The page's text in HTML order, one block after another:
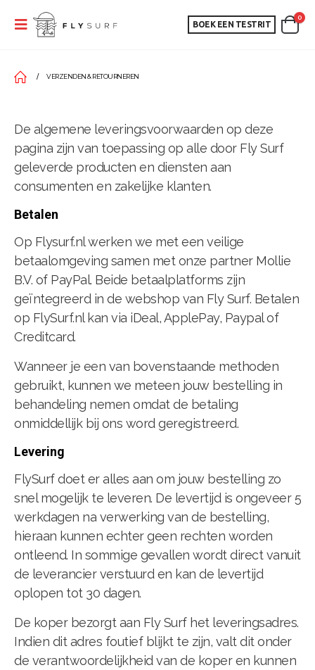
BOEK EEN TESTRIT
0
VERZENDEN & RETOURNEREN
De algemene leveringsvoorwaarden op deze
pagina zijn van toepassing op alle door Fly Surf
geleverde producten en diensten aan
consumenten en zakelijke klanten.
Betalen
Op Flysurf.nl werken we met een veilige
betaalomgeving samen met onze partner Mollie
B.V. of PayPal. Beide betaalplatforms zijn
geïntegreerd in de webshop van Fly Surf. Betalen
op FlySurf.nl kan via iDeal, ApplePay, Paypal of
Creditcard.
Wanneer je een van bovenstaande methoden
gebruikt, kunnen we meteen jouw bestelling in
behandeling nemen omdat de betaling
onmiddellijk bij ons word geregistreerd.
Levering
FlySurf doet er alles aan om jouw bestelling zo
snel mogelijk te leveren. De levertijd is ongeveer 5
werkdagen na verwerking van de bestelling,
hieraan kunnen echter geen rechten worden
ontleend. In sommige gevallen wordt direct vanuit
de leverancier verstuurd en kan de levertijd
oplopen tot 30 dagen.
De koper bezorgt aan Fly Surf het leveringsadres.
Indien dit adres foutief blijkt te zijn, valt dit onder
de verantwoordelijkheid van de koper en kunnen